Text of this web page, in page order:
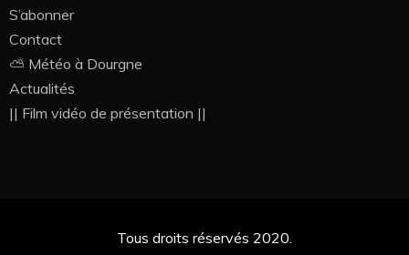
S’abonner
Contact
⛅ Météo à Dourgne
Actualités
|| Film vidéo de présentation ||
Tous droits réservés 2020.